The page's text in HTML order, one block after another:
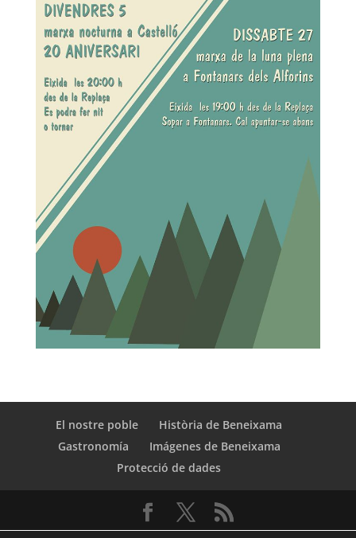
El nostre poble
Història de Beneixama
Gastronomía
Imágenes de Beneixama
Protecció de dades